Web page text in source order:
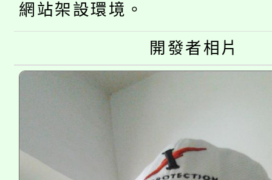
程，歡迎學生輔導中心
心理、諮商輔導、社會
系所師生報名參加。
縣市「校園短影音徵選
門員」簡章及活動海報
踴躍報名參加。
桃園市115學年度學生
「桃園市補助參觀特色
展演活動實施計畫」
115年度「教育部表揚
義教育推展貢獻獎」
網站架設環境。
開發者相片